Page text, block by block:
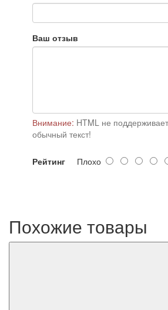
Ваш отзыв
Внимание: HTML не
обычный текст!
Рейтинг Плохо
Похожие товары